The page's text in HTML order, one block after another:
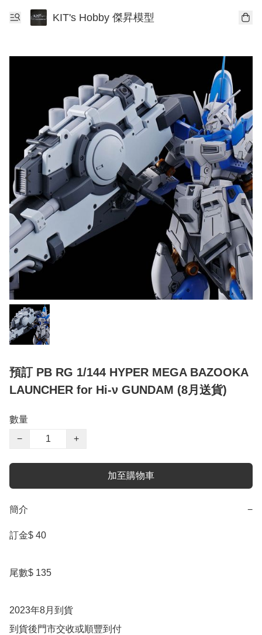
KIT's Hobby 傑昇模型
預訂 PB RG 1/144 HYPER MEGA BAZOOKA
LAUNCHER for Hi-ν GUNDAM (8月送貨)
數量
−
+
加至購物車
簡介 −
訂金$ 40
尾數$ 135
2023年8月到貨
到貨後門市交收或順豐到付